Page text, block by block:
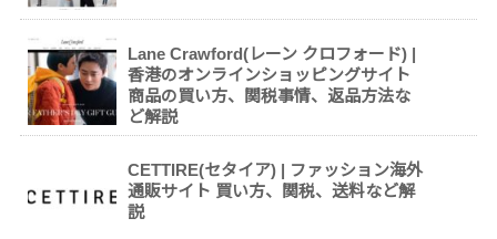
Lane Crawford(レーン クロフォード) |
香港のオンラインショッピングサイト
商品の買い方、関税事情、返品方法な
ど解説
CETTIRE(セタイア) | ファッション海外
通販サイト 買い方、関税、送料など解
説